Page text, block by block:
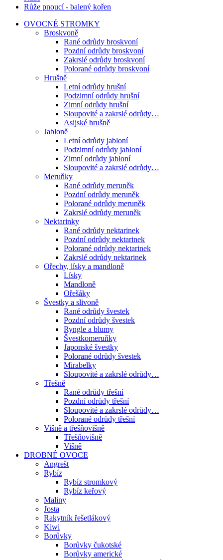
Růže pnoucí - balený kořen
OVOCNÉ STROMKY
Broskvoně
Rané odrůdy broskvoní
Pozdní odrůdy broskvoní
Zakrslé odrůdy broskvoní
Polorané odrůdy broskvoní
Hrušně
Letní odrůdy hrušní
Podzimní odrůdy hrušní
Zimní odrůdy hrušní
Sloupovité a zakrslé odrůdy…
Asijské hrušně
Jabloně
Letní odrůdy jabloní
Podzimní odrůdy jabloní
Zimní odrůdy jabloní
Sloupovité a zakrslé odrůdy…
Meruňky
Rané odrůdy meruněk
Pozdní odrůdy meruněk
Polorané odrůdy meruněk
Zakrslé odrůdy meruněk
Nektarinky
Rané odrůdy nektarinek
Pozdní odrůdy nektarinek
Polorané odrůdy nektarinek
Zakrslé odrůdy nektarinek
Ořechy, lísky a mandloně
Lísky
Mandloně
Ořešáky
Švestky a slivoně
Rané odrůdy švestek
Pozdní odrůdy švestek
Ryngle a blumy
Švestkomeruňky
Japonské švestky
Polorané odrůdy švestek
Mirabelky
Sloupovité a zakrslé odrůdy…
Třešně
Rané odrůdy třešní
Pozdní odrůdy třešní
Sloupovité a zakrslé odrůdy…
Polorané odrůdy třešní
Višně a třešňovišně
Třešňovišně
Višně
DROBNÉ OVOCE
Angrešt
Rybíz
Rybíz stromkový
Rybíz keřový
Maliny
Josta
Rakytník řešetlákový
Kiwi
Borůvky
Borůvky čukotské
Borůvky americké